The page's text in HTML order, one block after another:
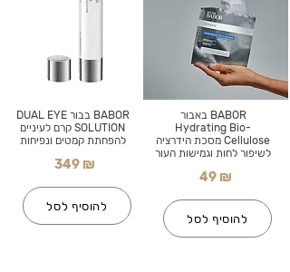
BABOR בבור DUAL EYE
SOLUTION קרם לעיניים
להפחתת קמטים ונפיחות
349 ₪
להוסיף לסל
BABOR באבור
Hydrating Bio-
Cellulose מסכת הידרציה
לשיפור לחות וגמישות העור
49 ₪
להוסיף לסל